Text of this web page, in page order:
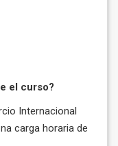
el curso?
Internacional
carga horaria de